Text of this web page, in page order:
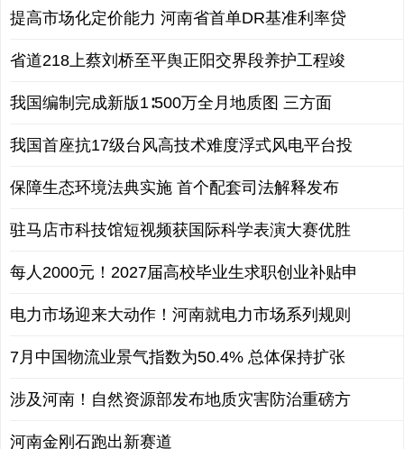
提高市场化定价能力 河南省首单DR基准利率贷
省道218上蔡刘桥至平舆正阳交界段养护工程竣
我国编制完成新版1∶500万全月地质图 三方面
我国首座抗17级台风高技术难度浮式风电平台投
保障生态环境法典实施 首个配套司法解释发布
驻马店市科技馆短视频获国际科学表演大赛优胜
每人2000元！2027届高校毕业生求职创业补贴申
电力市场迎来大动作！河南就电力市场系列规则
7月中国物流业景气指数为50.4% 总体保持扩张
涉及河南！自然资源部发布地质灾害防治重磅方
河南金刚石跑出新赛道